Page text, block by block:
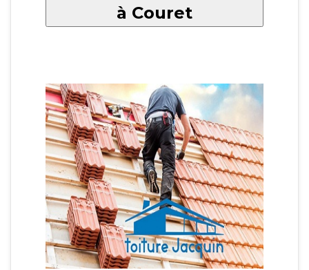
à Couret